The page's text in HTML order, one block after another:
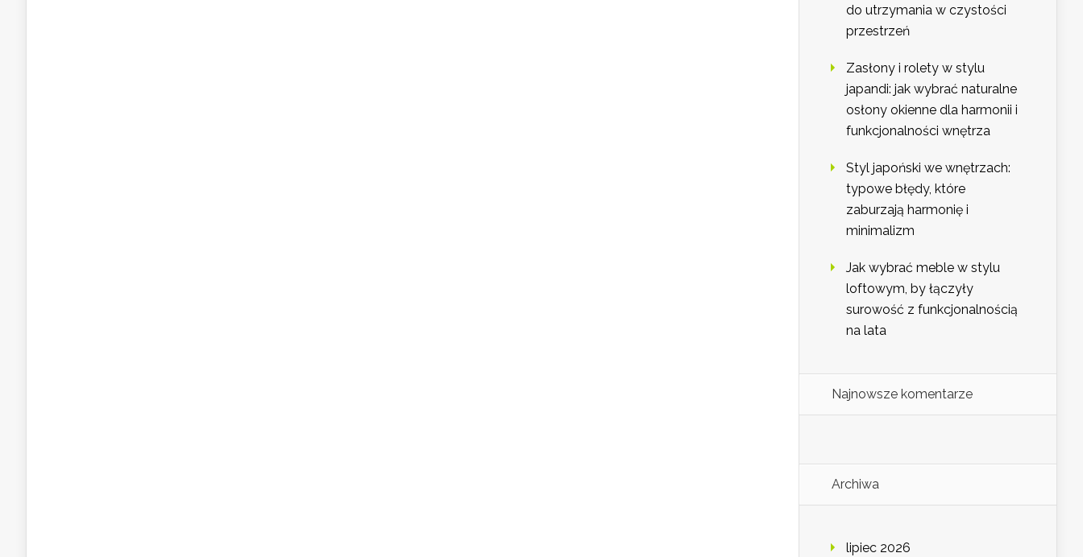
do utrzymania w czystości
przestrzeń
Zasłony i rolety w stylu
japandi: jak wybrać naturalne
osłony okienne dla harmonii i
funkcjonalności wnętrza
Styl japoński we wnętrzach:
typowe błędy, które
zaburzają harmonię i
minimalizm
Jak wybrać meble w stylu
loftowym, by łączyły
surowość z funkcjonalnością
na lata
Najnowsze komentarze
Archiwa
lipiec 2026